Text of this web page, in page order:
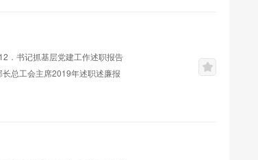
．书记抓基层党建工作述职报告
长总工会主席2019年述职述廉报